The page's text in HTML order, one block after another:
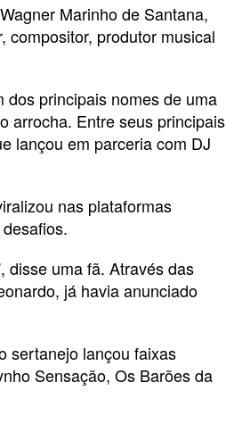
Marinho de Santana,
compositor, produtor musical
principais nomes de uma
arrocha. Entre seus principais
lançou em parceria com DJ
nas plataformas
disse uma fã. Através das
já havia anunciado
sertanejo lançou faixas
Sensação, Os Barões da